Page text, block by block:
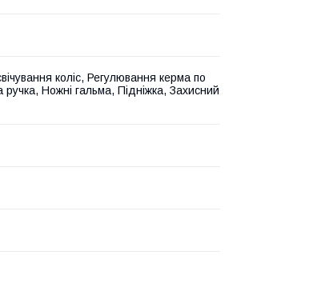
коліс, Регулювання керма по
ручка, Ножні гальма, Підніжка, Захисний